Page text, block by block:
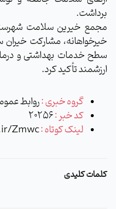
برداشت.
مجمع خیرین سلامت
خیرخواهانه، مشارکت خیران
سطح خدمات بهداشتی و
ارزشمند تأکید کرد.
گروه خبری :روابط
کد خبر :20256
لینک کوتاه :Zmwc
کلمات کلیدی